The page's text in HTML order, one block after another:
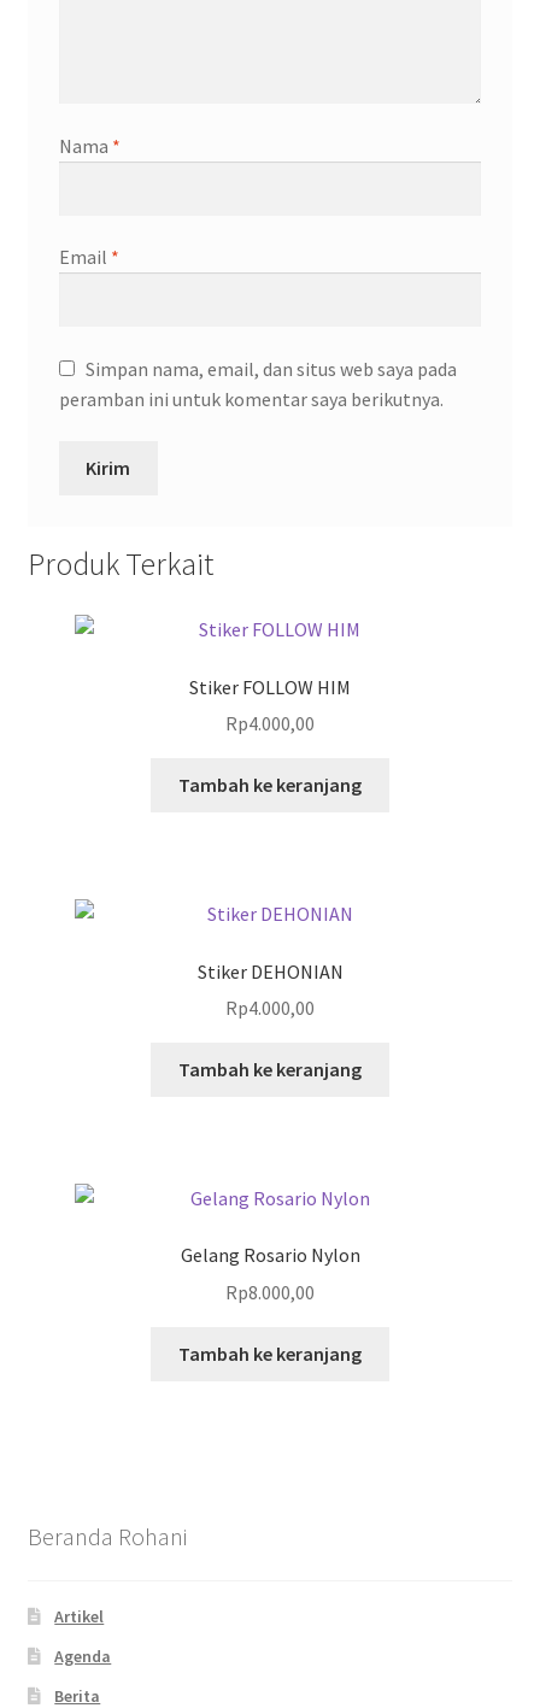
Nama *
Email *
Simpan nama, email, dan situs web saya pada
peramban ini untuk komentar saya berikutnya.
Produk Terkait
Stiker FOLLOW HIM
Rp4.000,00
Tambah ke keranjang
Stiker DEHONIAN
Rp4.000,00
Tambah ke keranjang
Gelang Rosario Nylon
Rp8.000,00
Tambah ke keranjang
Beranda Rohani
Artikel
Agenda
Berita